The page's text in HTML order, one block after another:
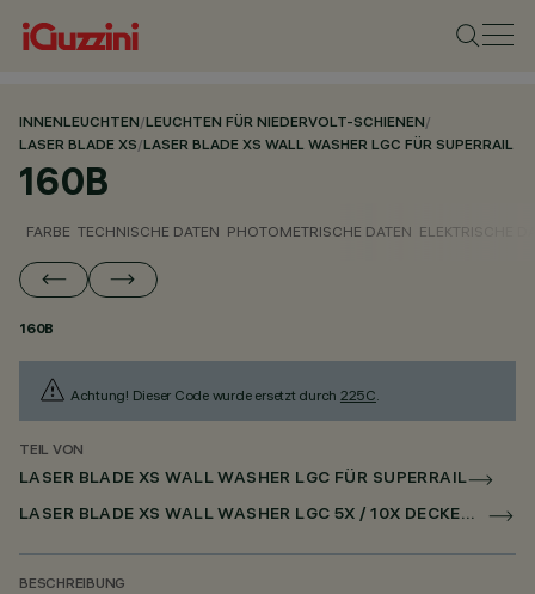
INNENLEUCHTEN/LEUCHTEN FÜR NIEDERVOLT-SCHIENEN/
LASER BLADE XS/LASER BLADE XS WALL WASHER LGC FÜR SUPERRAIL
160B
FARBE TECHNISCHE DATEN PHOTOMETRISCHE DATEN ELEKTRISCHE
160B
Achtung! Dieser Code wurde ersetzt durch 225C.
TEIL VON
LASER BLADE XS WALL WASHER LGC FÜR SUPERRAIL
LASER BLADE XS WALL WASHER LGC 5X / 10X DECKEN FÜR SUPERRAIL DALI POWERLINE
BESCHREIBUNG